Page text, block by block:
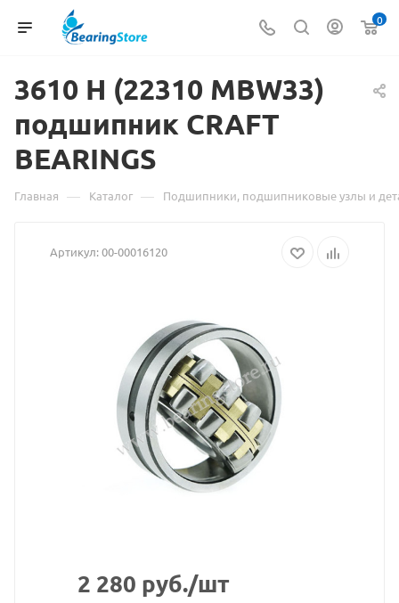
0
3610 H (22310 MBW33)
подшипник CRAFT
товаре
H
CRAFT
BEARINGS
Главная — Каталог — Подшипники, подшипниковые узлы и
Артикул:00-00016120
2 280 руб./шт